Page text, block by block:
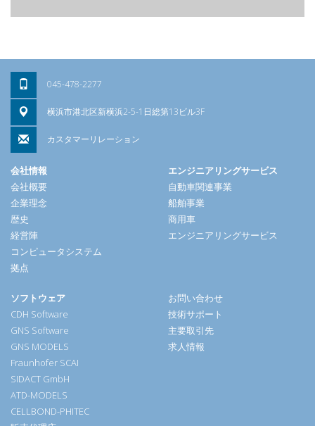
045-478-2277
横浜市港北区新横浜2-5-1日総第13ビル3F
カスタマーリレーション
会社情報
会社概要
企業理念
歴史
経営陣
コンピュータシステム
拠点
エンジニアリングサービス
自動車関連事業
船舶事業
商用車
エンジニアリングサービス
ソフトウェア
CDH Software
GNS Software
GNS MODELS
Fraunhofer SCAI
SIDACT GmbH
ATD-MODELS
CELLBOND-PHITEC
お問い合わせ
技術サポート
主要取引先
求人情報